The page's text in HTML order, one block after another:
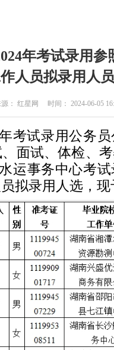
年考试录用
作人员拟录用人
： 红星网 时间： 2024-06-05
考试录用公务
面试、体检、
运事务中心考
拟录用人选，